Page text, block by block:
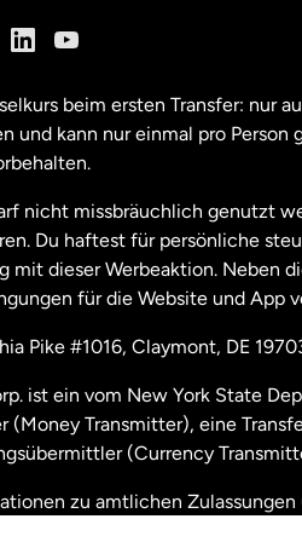
beim ersten Transfer: nur
und kann nur einmal pro
nicht missbräuchlich genutzt
Du haftest für persönliche
mit dieser Werbeaktion. Neben
für die Website und App
Pike #1016, Claymont, DE
ist ein vom New York State
(Money Transmitter), eine
(Currency
zu amtlichen